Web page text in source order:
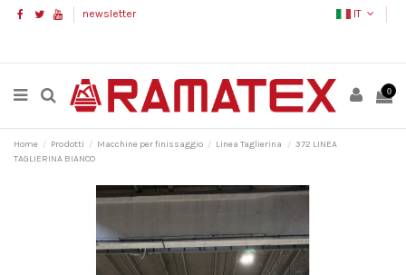
newsletter IT
0
Home Prodotti Macchine per finissaggio Linea Taglierina
372 LINEA
TAGLIERINA BIANCO